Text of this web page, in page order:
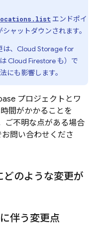
エンドポイ
シャットダウンされます。
、 Cloud Storage for
Cloud Firestore も）で
にも影響します。
プロジェクトとワ
間がかかることを
ご不明な点がある場合
お問い合わせくださ
どのような変更が
伴う変更点